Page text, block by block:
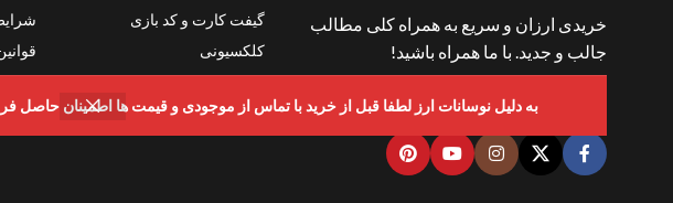
به دلیل نوسانات ارز لطفا قبل از خرید با تماس از موجودی و قیمت ها اطمینان حاصل فرمایید. 09124969332 - 09936387876 -
خریدی ارزان و سریع به همراه کلی مطالب
جالب و جدید. با ما همراه باشید!
شبکه های اجتماعی ما
گیفت کارت و کد بازی
کلکسیونی
واقعیت مجازی